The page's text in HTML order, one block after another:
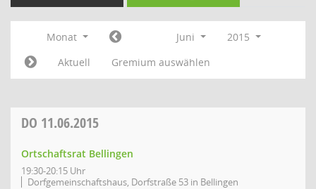
Monat Juni
2015
Aktuell
Gremium auswählen
DO 11.06.2015
Ortschaftsrat Bellingen
19:30-20:15 Uhr
Dorfgemeinschaftshaus, Dorfstraße 53 in Bellingen